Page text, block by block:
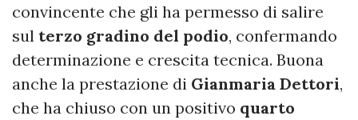
convincente che gli ha permesso di salire
sul terzo gradino del podio, confermando
determinazione e crescita tecnica. Buona
anche la prestazione di Gianmaria Dettori,
che ha chiuso con un positivo quarto